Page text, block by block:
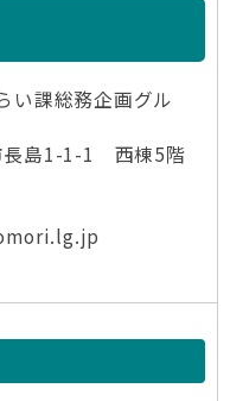
い課総務企画グル
島1-1-1 西棟5階